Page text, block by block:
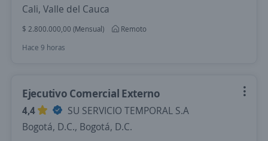
Cali, Valle del Cauca
$ 2.800.000,00 (Mensual)
Remoto
Hace 9 horas
Ejecutivo Comercial Externo
4,4
SU SERVICIO TEMPORAL S.A
Bogotá, D.C., Bogotá, D.C.